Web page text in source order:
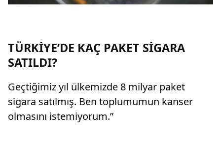
TÜRKİYE’DE KAÇ PAKET SİGARA
SATILDI?
Geçtiğimiz yıl ülkemizde 8 milyar paket
sigara satılmış. Ben toplumumun kanser
olmasını istemiyorum.”